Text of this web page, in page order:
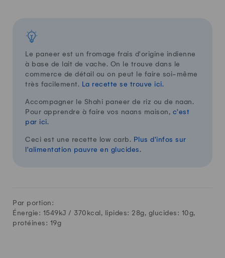
Le paneer est un fromage frais d'origine indienne
à base de lait de vache. On le trouve dans le
commerce de détail ou on peut le faire soi-même
très facilement. La recette se trouve ici.
Accompagner le Shahi paneer de riz ou de naan.
Pour apprendre à faire vos naans maison, c'est
par ici.
Ceci est une recette low carb. Plus d'infos sur
l'alimentation pauvre en glucides.
Par portion:
Énergie: 1549kJ / 370 kcal, lipides: 28g, glucides: 10g,
protéines: 19g